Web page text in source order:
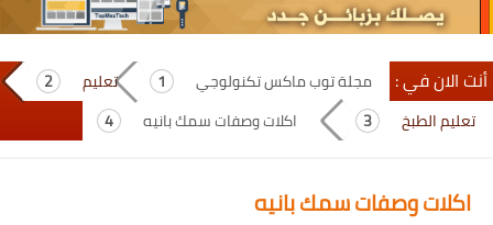
أنت الان في : مجلة توب ماكس تكنولوجي
تعليم
تعليم الطبخ
اكلات وصفات سمك بانيه
اكلات وصفات سمك بانيه